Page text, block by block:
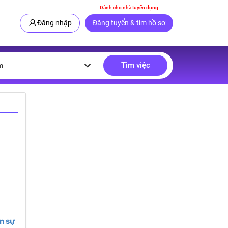
Dành cho nhà tuyển dụng
Đăng nhập Đăng tuyển & tìm hồ sơ
Tìm việc
sự